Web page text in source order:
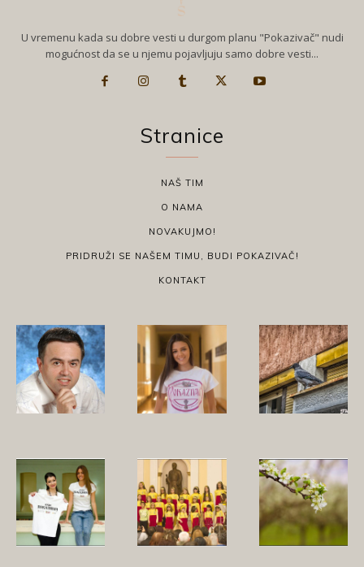
U vremenu kada su dobre vesti u durgom planu "Pokazivač" nudi
mogućnost da se u njemu pojavljuju samo dobre vesti...
Stranice
NAŠ TIM
O NAMA
NOVAKUJMO!
PRIDRUŽI SE NAŠEM TIMU, BUDI POKAZIVAČ!
KONTAKT